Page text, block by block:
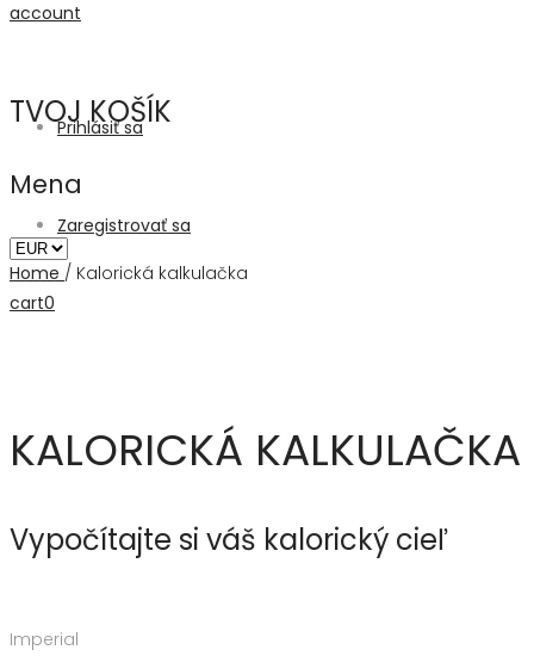
account
Prihlásiť sa
Zaregistrovať sa
cart0
TVOJ KOŠÍK
Mena
Home / Kalorická kalkulačka
KALORICKÁ KALKULAČKA
Vypočítajte si váš kalorický cieľ
Imperial